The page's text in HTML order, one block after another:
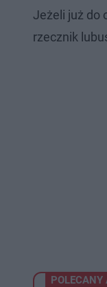
Jeżeli już do
rzecznik
POLECANY